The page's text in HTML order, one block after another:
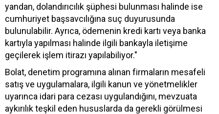
yandan, dolandırıcılık şüphesi bulunması halinde ise
cumhuriyet başsavcılığına suç duyurusunda
bulunulabilir. Ayrıca, ödemenin kredi kartı veya banka
kartıyla yapılması halinde ilgili bankayla iletişime
geçilerek işlem itirazı yapılabiliyor."
Bolat, denetim programına alınan firmaların mesafeli
satış ve uygulamalara, ilgili kanun ve yönetmelikler
uyarınca idari para cezası uygulandığını, mevzuata
aykırılık teşkil eden hususlarda da gerekli görülmesi